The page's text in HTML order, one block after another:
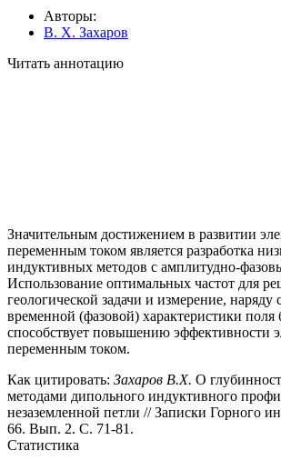
Авторы:
В. Х. Захаров
Читать аннотацию
Значительным достижением в развитии
перемен­ным током является разработка
индуктивных методов с амплитудно-
Использование оптимальных ча­стот для
геологической задачи и измерение, наряду
временной (фазовой) характеристики поля
способствует повышению эффективности
переменным током.
Как цитировать: Захаров В.Х. О
методами дипольного индуктивного
незаземленной петли // Записки Горного
66. Вып. 2. С. 71-81.
Статистика